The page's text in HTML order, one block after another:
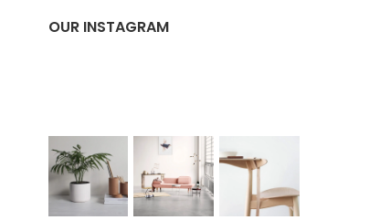
OUR INSTAGRAM